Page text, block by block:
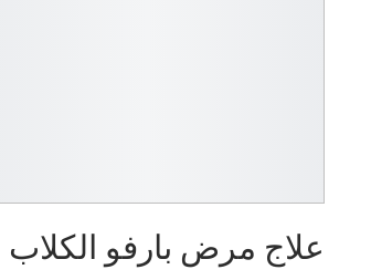
علاج مرض بارفو الكلاب